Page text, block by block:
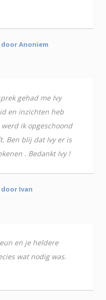
door Anoniem
gehad me Ivy
en inzichten heb
ik opgeschoond
Ben blij dat Ivy er is
. Bedankt Ivy !
door Ivan
en je heldere
wat nodig was.